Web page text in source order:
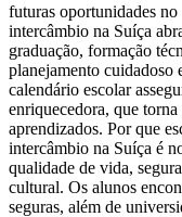
futuras oportunidades
intercâmbio na Suíça
graduação, formação
planejamento cuidadoso
calendário escolar
enriquecedora, que
aprendizados. Por que
intercâmbio na Suíça é
qualidade de vida,
cultural. Os alunos
seguras, além de